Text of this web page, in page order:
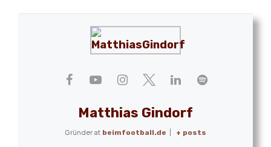
Matthias Gindorf
Gründer at beimfootball.de + posts